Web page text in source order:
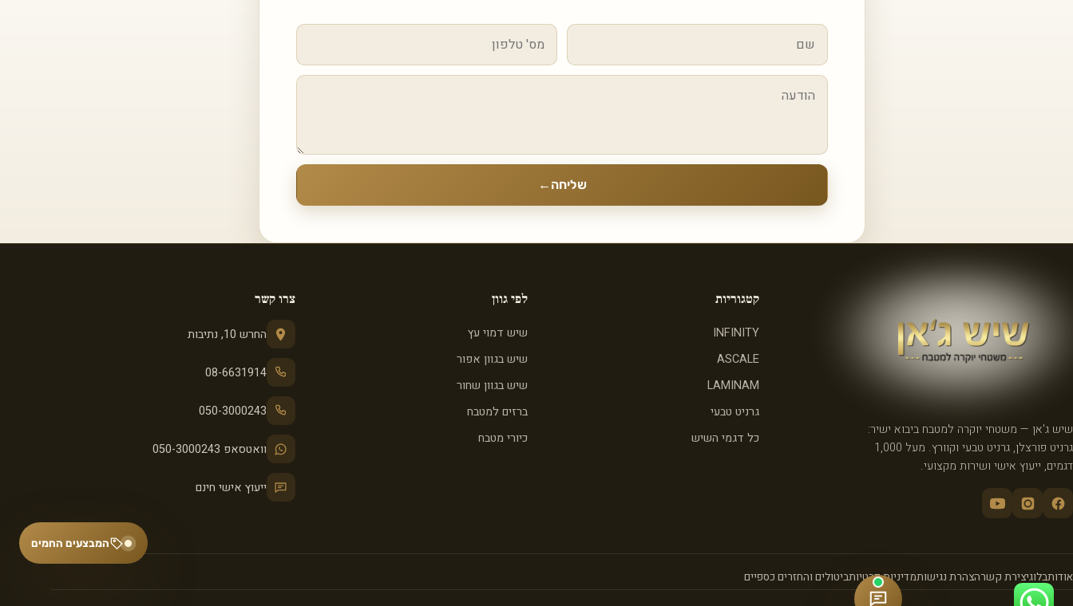
שליחה ←
שיש ג'אן — משטחי יוקרה למטבח ביבוא ישיר:
גרניט פורצלן, גרניט טבעי וקוורץ. מעל 1,000
דגמים, ייעוץ אישי ושירות מקצועי.
קטגוריות
INFINITY
ASCALE
LAMINAM
גרניט טבעי
כל דגמי השיש
לפי גוון
שיש דמוי עץ
שיש בגוון אפור
שיש בגוון שחור
ברזים למטבח
כיורי מטבח
צרו קשר
החרש 10, נתיבות
08-6631914
050-3000243
וואטסאפ 050-3000243
ייעוץ אישי חינם
אודותבלוגיצירת קשרהצהרת נגישותמדיניות פרטיותביטולים והחזרים כספיים
המבצעים החמים